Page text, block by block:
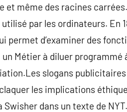
et même des racines
par les ordinateurs. En
permet d’examiner des
Métier à diluer programmé
slogans
les implications
dans un texte de